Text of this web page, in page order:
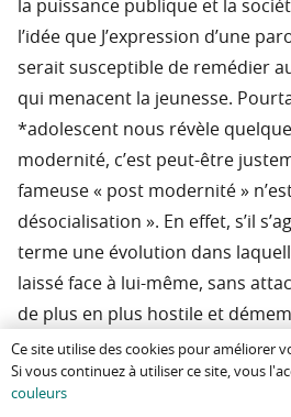
la puissance publique et la
l’idée que J’expression d’une
serait susceptible de remédier
qui menacent la jeunesse.
*adolescent nous révèle
modernité, c’est peut-être
fameuse « post modernité »
désocialisation ». En effet, s’il
terme une évolution dans
laissé face à lui-même, sans
de plus en plus hostile et
pourrait bien jouer le rôle de
rhétorique trop bien huilée, en
Ce site utilise des cookies pour améliorer
Si vous continuez à utiliser ce site, vous
couleurs